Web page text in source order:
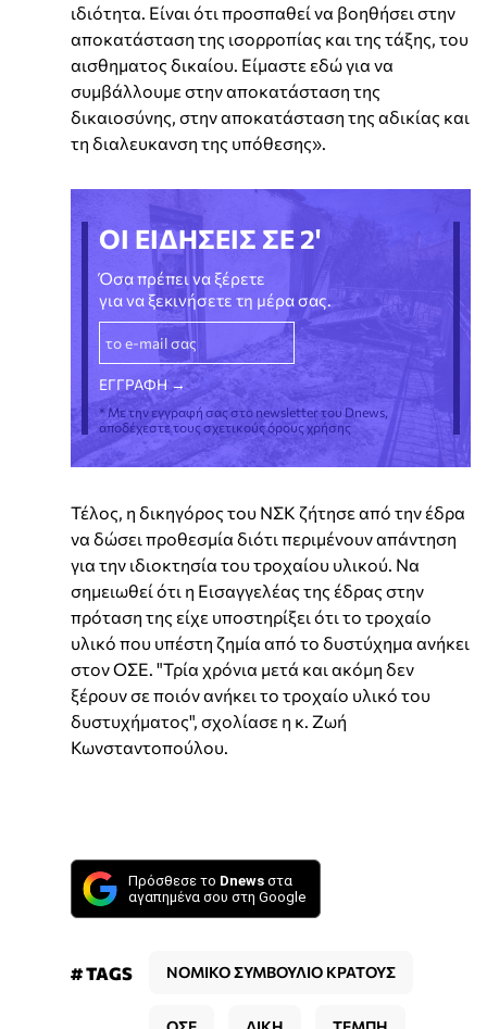
ιδιότητα. Είναι ότι προσπαθεί να βοηθήσει στην
αποκατάσταση της ισορροπίας και της τάξης, του
αισθηματος δικαίου. Είμαστε εδώ για να
συμβάλλουμε στην αποκατάσταση της
δικαιοσύνης, στην αποκατάσταση της αδικίας και
τη διαλευκανση της υπόθεσης».
ΟΙ ΕΙΔΗΣΕΙΣ ΣΕ 2'
Όσα πρέπει να ξέρετε
για να ξεκινήσετε τη μέρα σας.
* Με την εγγραφή σας στο newsletter του Dnews,
αποδέχεστε τους σχετικούς όρους χρήσης
Τέλος, η δικηγόρος του ΝΣΚ ζήτησε από την έδρα
να δώσει προθεσμία διότι περιμένουν απάντηση
για την ιδιοκτησία του τροχαίου υλικού. Να
σημειωθεί ότι η Εισαγγελέας της έδρας στην
πρόταση της είχε υποστηρίξει ότι το τροχαίο
υλικό που υπέστη ζημία από το δυστύχημα ανήκει
στον ΟΣΕ. "Τρία χρόνια μετά και ακόμη δεν
ξέρουν σε ποιόν ανήκει το τροχαίο υλικό του
δυστυχήματος", σχολίασε η κ. Ζωή
Κωνσταντοπούλου.
Πρόσθεσε το Dnews στα
αγαπημένα σου στη Google
# TAGS ΝΟΜΙΚΟ ΣΥΜΒΟΥΛΙΟ ΚΡΑΤΟΥΣ